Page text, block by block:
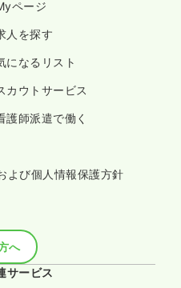
ページ
人を探す
になるリスト
カウトサービス
護師派遣で働く
よび個人情報保護方針
へ
サービス